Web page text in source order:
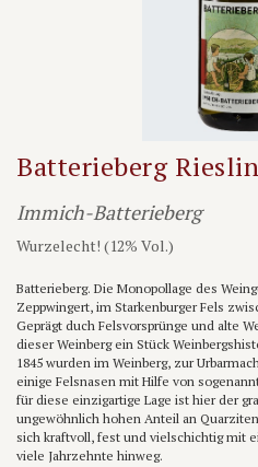
Batterieberg
Immich-Batterieberg
Wurzelecht! (12% Vol.)
Batterieberg. Die Monopollage des
Zeppwingert, im Starkenburger Fels
Geprägt duch Felsvorsprünge und alte
dieser Weinberg ein Stück
1845 wurden im Weinberg, zur
einige Felsnasen mit Hilfe von
für diese einzigartige Lage ist hier der
ungewöhnlich hohen Anteil an
sich kraftvoll, fest und vielschichtig mit
viele Jahrzehnte hinweg.